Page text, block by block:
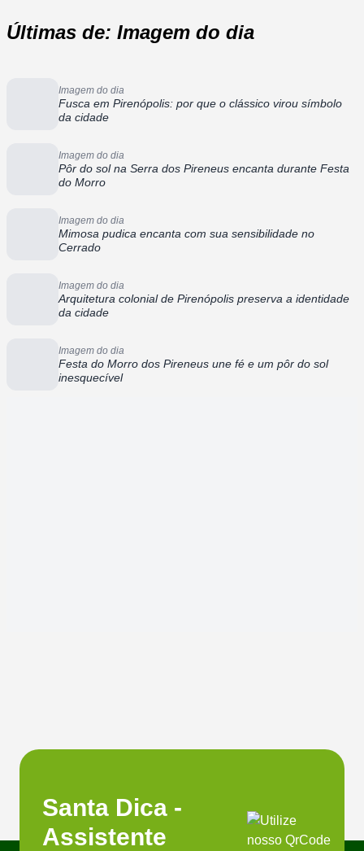
Últimas de: Imagem do dia
Imagem do dia
Fusca em Pirenópolis: por que o clássico virou símbolo
da cidade
Imagem do dia
Pôr do sol na Serra dos Pireneus encanta durante Festa
do Morro
Imagem do dia
Mimosa pudica encanta com sua sensibilidade no
Cerrado
Imagem do dia
Arquitetura colonial de Pirenópolis preserva a identidade
da cidade
Imagem do dia
Festa do Morro dos Pireneus une fé e um pôr do sol
inesquecível
Santa Dica -
Assistente